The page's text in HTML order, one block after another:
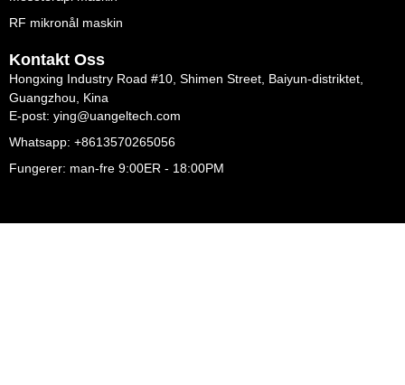
RF mikronål maskin
Kontakt Oss
Hongxing Industry Road #10, Shimen Street, Baiyun-distriktet,
Guangzhou, Kina
E-post: ying@uangeltech.com
Whatsapp: +8613570265056
Fungerer: man-fre 9:00ER - 18:00PM